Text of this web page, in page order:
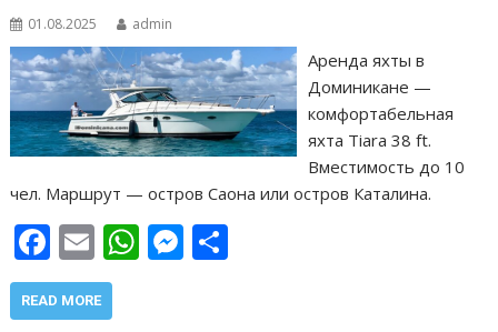
01.08.2025 admin
Аренда яхты в
Доминикане —
комфортабельная
яхта Tiara 38 ft.
Вместимость до 10
чел. Маршрут — остров Саона или остров Каталина.
F
ac
e
E
m
ai
W M
READ MORE